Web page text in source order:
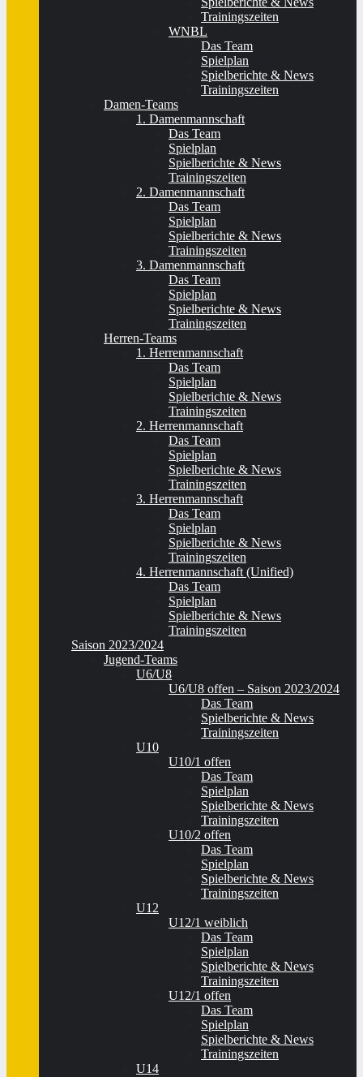
Trainingszeiten
WNBL
Das Team
Spielplan
Spielberichte & News
Trainingszeiten
Damen-Teams
1. Damenmannschaft
Das Team
Spielplan
Spielberichte & News
Trainingszeiten
2. Damenmannschaft
Das Team
Spielplan
Spielberichte & News
Trainingszeiten
3. Damenmannschaft
Das Team
Spielplan
Spielberichte & News
Trainingszeiten
Herren-Teams
1. Herrenmannschaft
Das Team
Spielplan
Spielberichte & News
Trainingszeiten
2. Herrenmannschaft
Das Team
Spielplan
Spielberichte & News
Trainingszeiten
3. Herrenmannschaft
Das Team
Spielplan
Spielberichte & News
Trainingszeiten
4. Herrenmannschaft (Unified)
Das Team
Spielplan
Spielberichte & News
Trainingszeiten
Saison 2023/2024
Jugend-Teams
U6/U8
U6/U8 offen – Saison 2023/2024
Das Team
Spielberichte & News
Trainingszeiten
U10
U10/1 offen
Das Team
Spielplan
Spielberichte & News
Trainingszeiten
U10/2 offen
Das Team
Spielplan
Spielberichte & News
Trainingszeiten
U12
U12/1 weiblich
Das Team
Spielplan
Spielberichte & News
Trainingszeiten
U12/1 offen
Das Team
Spielplan
Spielberichte & News
Trainingszeiten
U14